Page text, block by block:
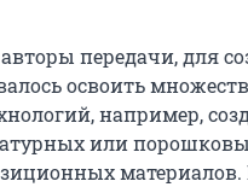
передачи, для
освоить
например,
или
материалов.